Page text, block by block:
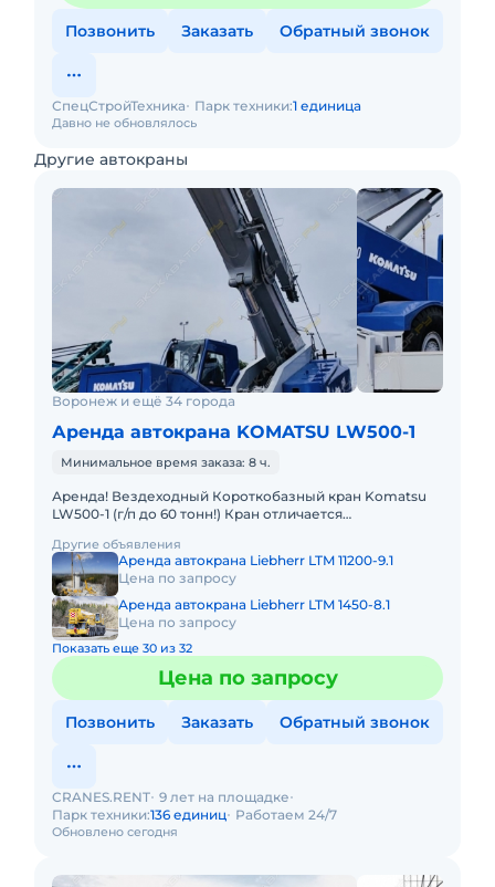
Позвонить Заказать Обратный звонок
Давно не обновлялось
СпецСтройТехника Парк техники:1 единица
Другие автокраны
Воронеж и ещё 34 города
Аренда автокрана KOMATSU LW500-1
Минимальное время заказа: 8 ч.
Аренда! Вездеходный Короткобазный кран Komatsu
LW500-1 (г/п до 60 тонн!) Кран отличается
бездорожью, он незам
Другие объявления
Аренда автокрана Liebherr LTM 11200-9.1
Цена по запросу
Аренда автокрана Liebherr LTM 1450-8.1
Цена по запросу
Показать еще 30 из 32
Цена по запросу
Позвонить Заказать Обратный звонок
Обновлено сегодня
CRANES.RENT 9 лет на площадке
Парк техники:136 единиц Работаем 24/7